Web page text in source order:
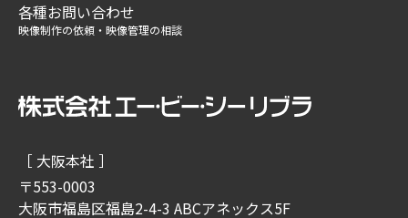
各種お問い合わせ
映像制作の依頼・映像管理の相談
［ 大阪本社 ］
〒553-0003
大阪市福島区福島2-4-3 ABCアネックス5F